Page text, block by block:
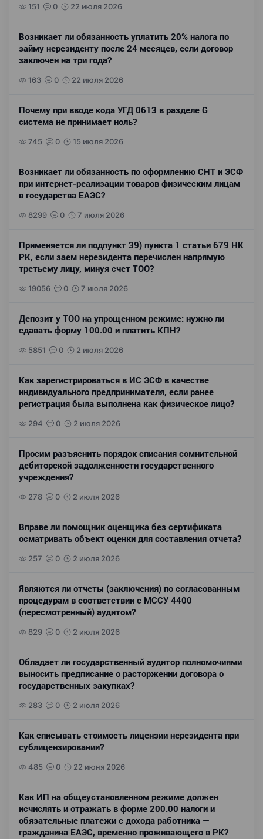
151 0 22 июля 2026
Возникает ли обязанность уплатить 20% налога по
займу нерезиденту после 24 месяцев, если договор
заключен на три года?
163 0 22 июля 2026
Почему при вводе кода УГД 0613 в разделе G
система не принимает ноль?
745 0 15 июля 2026
Возникает ли обязанность по оформлению СНТ и ЭСФ
при интернет-реализации товаров физическим лицам
в государства ЕАЭС?
8299 0 7 июля 2026
Применяется ли подпункт 39) пункта 1 статьи 679 НК
РК, если заем нерезидента перечислен напрямую
третьему лицу, минуя счет ТОО?
19056 0 7 июля 2026
Депозит у ТОО на упрощенном режиме: нужно ли
сдавать форму 100.00 и платить КПН?
5851 0 2 июля 2026
Как зарегистрироваться в ИС ЭСФ в качестве
индивидуального предпринимателя, если ранее
регистрация была выполнена как физическое лицо?
294 0 2 июля 2026
Просим разъяснить порядок списания сомнительной
дебиторской задолженности государственного
учреждения?
278 0 2 июля 2026
Вправе ли помощник оценщика без сертификата
осматривать объект оценки для составления отчета?
257 0 2 июля 2026
Являются ли отчеты (заключения) по согласованным
процедурам в соответствии с МССУ 4400
(пересмотренный) аудитом?
829 0 2 июля 2026
Обладает ли государственный аудитор полномочиями
выносить предписание о расторжении договора о
государственных закупках?
283 0 2 июля 2026
Как списывать стоимость лицензии нерезидента при
сублицензировании?
485 0 22 июня 2026
Как ИП на общеустановленном режиме должен
исчислять и отражать в форме 200.00 налоги и
обязательные платежи с дохода работника —
гражданина ЕАЭС, временно проживающего в РК?